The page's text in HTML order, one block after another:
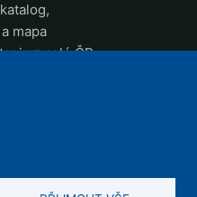
mapa
z celé ČR.